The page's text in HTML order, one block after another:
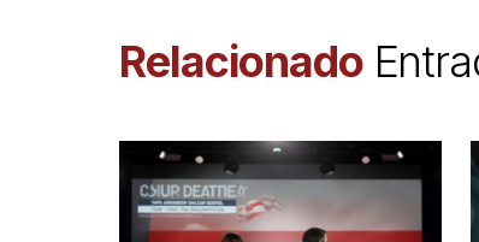
Relacionado